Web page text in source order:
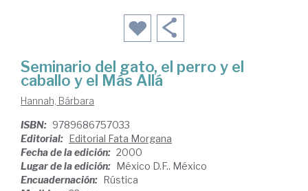
Seminario del gato, el perro y el
caballo y el Más Allá
Hannah, Bárbara
ISBN: 9789686757033
Editorial: Editorial Fata Morgana
Fecha de la edición: 2000
Lugar de la edición: México D.F.. México
Encuadernación: Rústica